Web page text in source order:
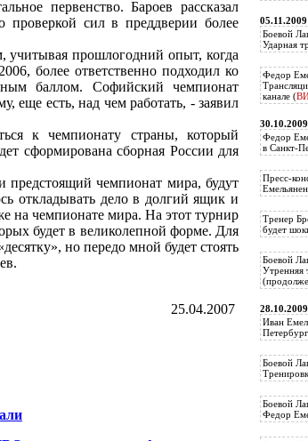
первенство. Бароев рассказал
сил в преддверии более
учитывая прошлогодний опыт, когда
более ответственно подходил ко
баллом. Софийский чемпионат
еще есть, над чем работать, - заявил
к чемпионату страны, который
сформирована сборная России для
чемпионат мира, будут
откладывать дело в долгий ящик и
на чемпионате мира. На этот турнир
будет в великолепной форме. Для
но передо мной будет стоять
25.04.2007
05.11.2009
Боевой
Ударная
Федор
канале (
30.10.2009
Федор
в Санкт-
Пресс-
Тренер
будет
Боевой
Утренняя
28.10.2009
Иван
Боевой
Боевой
Федор